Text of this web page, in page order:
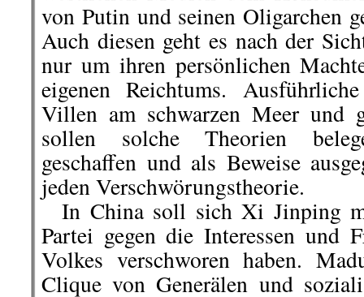
von Putin und seinen Oligarchen
Auch diesen geht es nach der
nur um ihren persönlichen
eigenen Reichtums.
Villen am schwarzen Meer und
sollen solche Theorien
geschaffen und als Beweise
jeden Verschwörungstheorie.
In China soll sich Xi Jinping
Partei gegen die Interessen und
Volkes verschworen haben.
Clique von Generälen und